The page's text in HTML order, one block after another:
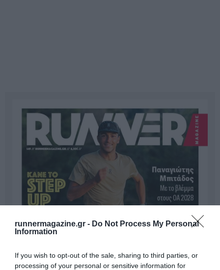
runnermagazine.gr - Do Not Process My Personal
Information
If you wish to opt-out of the sale, sharing to third parties, or
processing of your personal or sensitive information for